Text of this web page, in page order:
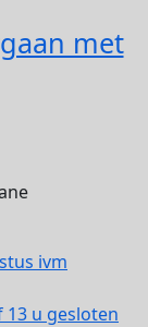
met
ivm
13 u gesloten